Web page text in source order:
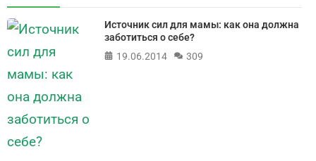
Источник сил для мамы: как она должна
заботиться о себе?
19.06.2014
309